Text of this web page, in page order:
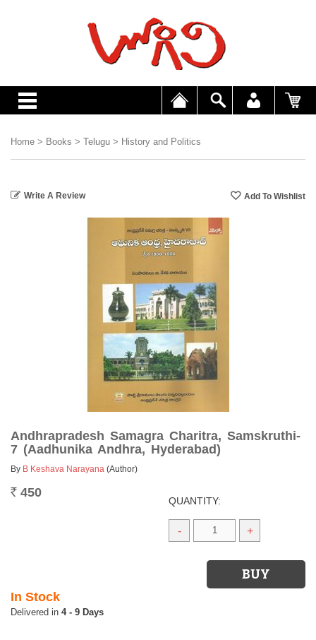
Home > Books > Telugu > History and Politics
Write A Review
Andhrapradesh Samagra Charitra, Samskruthi-
7 (Aadhunika Andhra, Hyderabad)
By B Keshava Narayana (Author)
Rs. 450
QUANTITY:
- +
In Stock
4 - 9 Days